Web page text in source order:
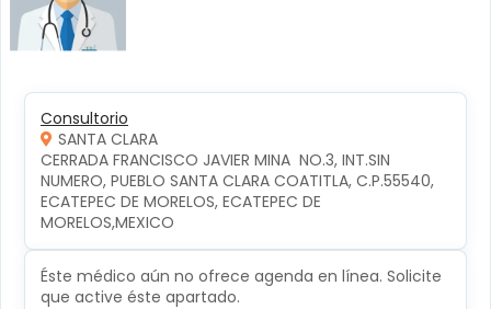
Consultorio
SANTA CLARA
CERRADA FRANCISCO JAVIER MINA  NO.3, INT.SIN
NUMERO, PUEBLO SANTA CLARA COATITLA, C.P.55540,
ECATEPEC DE MORELOS, ECATEPEC DE
MORELOS,MEXICO
Éste médico aún no ofrece agenda en línea. Solicite
que active éste apartado.